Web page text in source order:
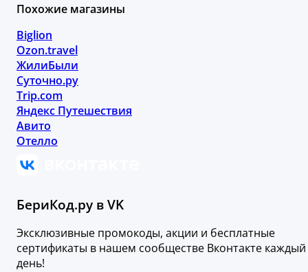
Похожие магазины
Biglion
Ozon.travel
ЖилиБыли
Суточно.ру
Trip.com
Яндекс Путешествия
Авито
Отелло
БериКод.ру в VK
Эксклюзивные промокоды, акции и бесплатные
сертификаты в нашем сообществе Вконтакте каждый
день!